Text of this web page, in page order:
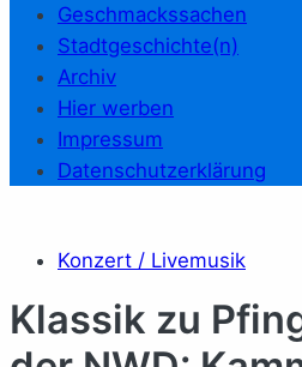
Geschmackssachen
Stadtgeschichte(n)
Archiv
Hier werben
Impressum
Datenschutzerklärung
Konzert / Livemusik
Klassik zu